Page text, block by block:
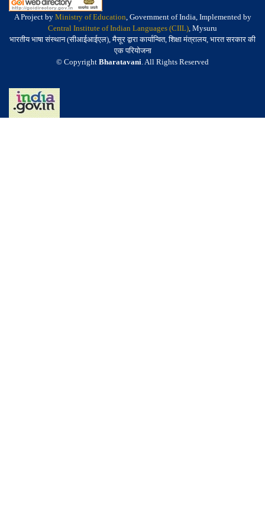
A Project by Ministry of Education, Government of India, Implemented by
Central Institute of Indian Languages (CIIL), Mysuru
भारतीय भाषा संस्थान (सीआईआईएल), मैसूर द्वारा कार्यान्वित, शिक्षा मंत्रालय, भारत सरकार की
एक परियोजना
© Copyright Bharatavani. All Rights Reserved